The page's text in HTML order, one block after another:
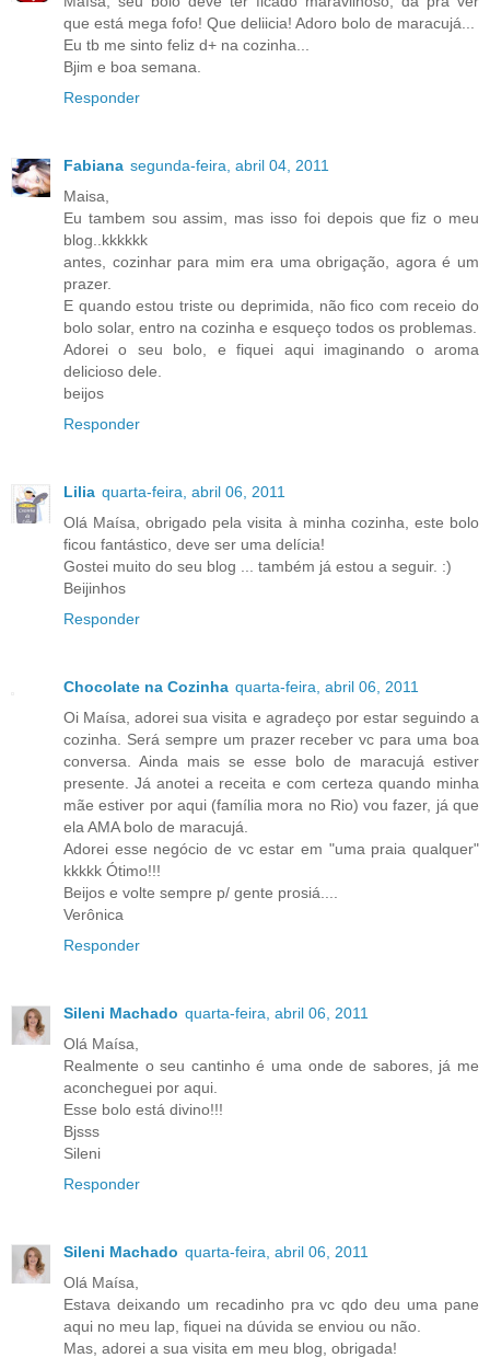
que está mega fofo! Que deliicia! Adoro bolo de maracujá...
Eu tb me sinto feliz d+ na cozinha...
Bjim e boa semana.
Responder
Fabiana segunda-feira, abril 04, 2011
Maisa,
Eu tambem sou assim, mas isso foi depois que fiz o meu
blog..kkkkkk
antes, cozinhar para mim era uma obrigação, agora é um
prazer.
E quando estou triste ou deprimida, não fico com receio do
bolo solar, entro na cozinha e esqueço todos os problemas.
Adorei o seu bolo, e fiquei aqui imaginando o aroma
delicioso dele.
beijos
Responder
Lilia quarta-feira, abril 06, 2011
Olá Maísa, obrigado pela visita à minha cozinha, este bolo
ficou fantástico, deve ser uma delícia!
Gostei muito do seu blog ... também já estou a seguir. :)
Beijinhos
Responder
Chocolate na Cozinha quarta-feira, abril 06, 2011
Oi Maísa, adorei sua visita e agradeço por estar seguindo a
cozinha. Será sempre um prazer receber vc para uma boa
conversa. Ainda mais se esse bolo de maracujá estiver
presente. Já anotei a receita e com certeza quando minha
mãe estiver por aqui (família mora no Rio) vou fazer, já que
ela AMA bolo de maracujá.
Adorei esse negócio de vc estar em "uma praia qualquer"
kkkkk Ótimo!!!
Beijos e volte sempre p/ gente prosiá....
Verônica
Responder
Sileni Machado quarta-feira, abril 06, 2011
Olá Maísa,
Realmente o seu cantinho é uma onde de sabores, já me
aconcheguei por aqui.
Esse bolo está divino!!!
Bjsss
Sileni
Responder
Sileni Machado quarta-feira, abril 06, 2011
Olá Maísa,
Estava deixando um recadinho pra vc qdo deu uma pane
aqui no meu lap, fiquei na dúvida se enviou ou não.
Mas, adorei a sua visita em meu blog, obrigada!